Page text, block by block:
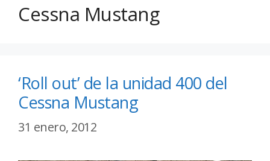
Cessna Mustang
‘Roll out’ de la unidad 400 del
Cessna Mustang
31 enero, 2012